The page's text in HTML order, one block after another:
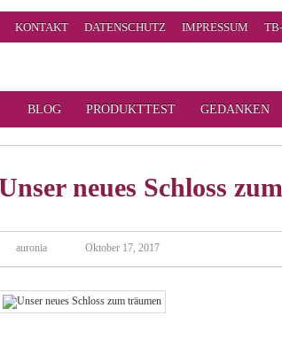
KONTAKT DATENSCHUTZ IMPRESSUM
BLOG PRODUKTTEST GEDANKEN
neues Schloss
auronia Oktober 17, 2017